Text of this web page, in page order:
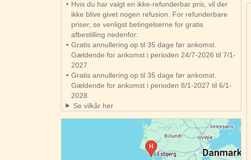
Hvis du har valgt en ikke-refunderbar pris, vil der
ikke blive givet nogen refusion. For refunderbare
priser, se venligst betingelserne for gratis
afbestilling nedenfor:
Gratis annullering op til 35 dage før ankomst.
Gældende for ankomst i perioden 24/7-2026 til 7/1-
2027
Gratis annullering op til 35 dage før ankomst.
Gældende for ankomst i perioden 8/1-2027 til 6/1-
2028
Se vilkår her